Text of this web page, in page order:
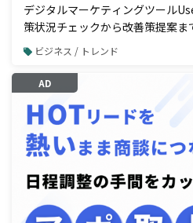
デジタルマーケティングツール
策状況チェックから改善策提案
ド」で一元管理
ビジネス / トレンド
AD